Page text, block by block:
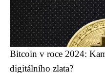
Bitcoin v roce 2024:
digitálního zlata?